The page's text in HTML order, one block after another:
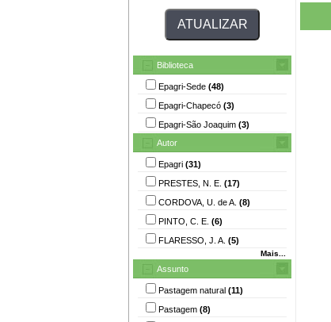
Biblioteca
Epagri-Sede (48)
Epagri-Chapecó (3)
Epagri-São Joaquim (3)
Autor
Epagri (31)
PRESTES, N. E. (17)
CORDOVA, U. de A. (8)
PINTO, C. E. (6)
FLARESSO, J. A. (5)
Mais...
Assunto
Pastagem natural (11)
Pastagem (8)